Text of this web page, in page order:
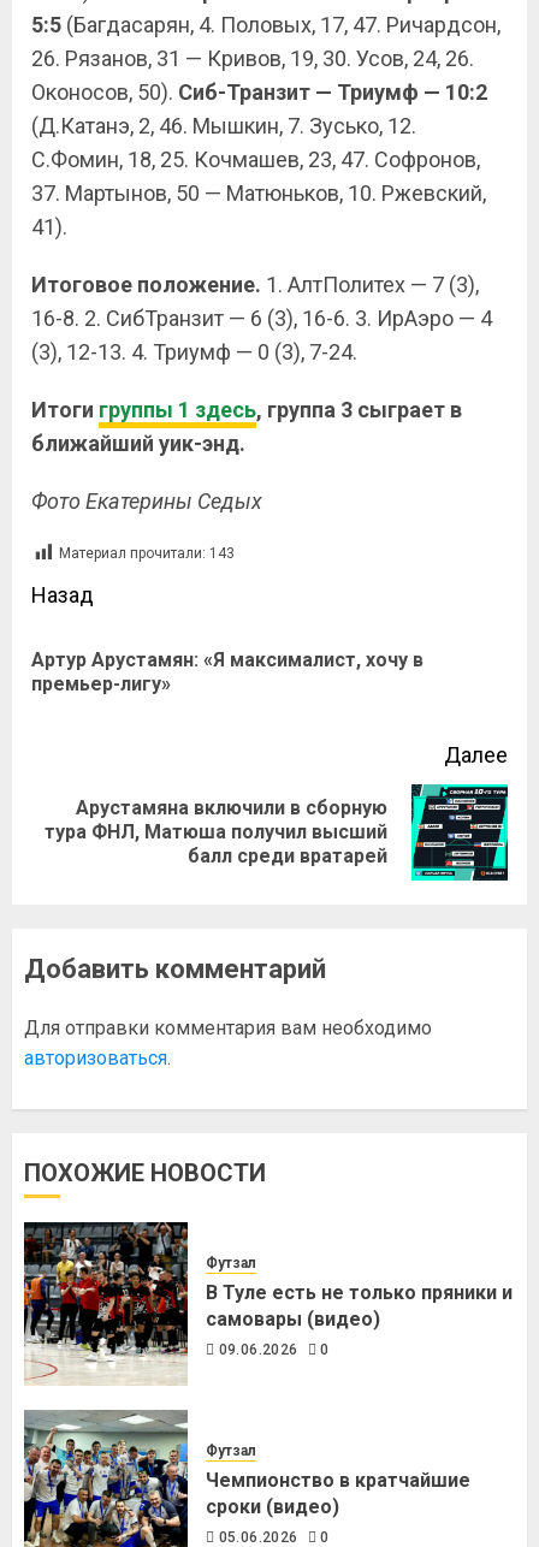
5:5 (Багдасарян, 4. Половых, 17, 47. Ричардсон,
26. Рязанов, 31 — Кривов, 19, 30. Усов, 24, 26.
Оконосов, 50). Сиб-Транзит — Триумф — 10:2
(Д.Катанэ, 2, 46. Мышкин, 7. Зусько, 12.
С.Фомин, 18, 25. Кочмашев, 23, 47. Софронов,
37. Мартынов, 50 — Матюньков, 10. Ржевский,
41).
Итоговое положение. 1. АлтПолитех — 7 (3),
16-8. 2. СибТранзит — 6 (3), 16-6. 3. ИрАэро — 4
(3), 12-13. 4. Триумф — 0 (3), 7-24.
Итоги группы 1 здесь, группа 3 сыграет в
ближайший уик-энд.
Фото Екатерины Седых
Материал прочитали: 143
Назад
Артур Арустамян: «Я максималист, хочу в
премьер-лигу»
Далее
Арустамяна включили в сборную
тура ФНЛ, Матюша получил высший
балл среди вратарей
Добавить комментарий
Для отправки комментария вам необходимо
авторизоваться.
ПОХОЖИЕ НОВОСТИ
Футзал
В Туле есть не только пряники и
самовары (видео)
09.06.2026 0
Футзал
Чемпионство в кратчайшие
сроки (видео)
05.06.2026 0